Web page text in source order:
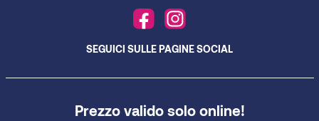
Prezzo valido solo online!
SEGUICI SULLE PAGINE SOCIAL